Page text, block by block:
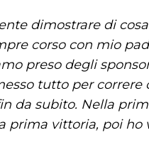
dimostrare di
corso con mio
preso degli
tutto per correre
da subito. Nella
prima vittoria, poi ho